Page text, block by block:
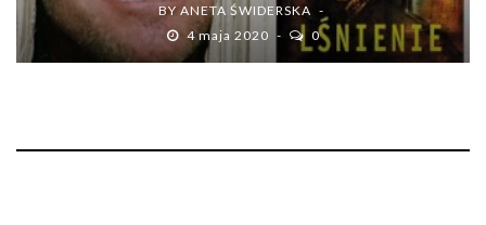
BY ANETA ŚWIDERSKA
4 maja 2020
0